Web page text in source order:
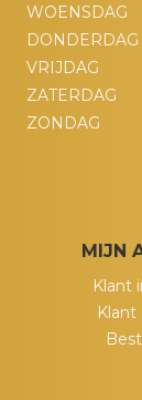
WOENSDAG
DONDERDAG
VRIJDAG
ZATERDAG
ZONDAG
MIJN
Klant
Klant